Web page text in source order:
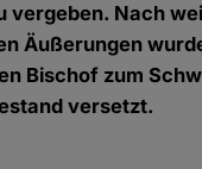
vergeben. Nach
Äußerungen
Bischof zum
versetzt.